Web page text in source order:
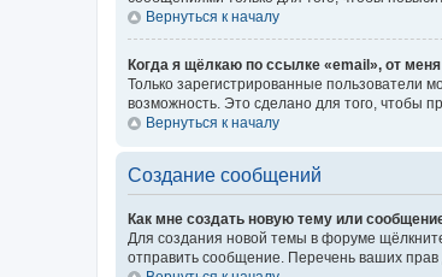
Вернуться к началу
Когда я щёлкаю по ссылке «email», от
Только зарегистрированные пользователи
возможность. Это сделано для того, чтобы
Вернуться к началу
Создание сообщений
Как мне создать новую тему или
Для создания новой темы в форуме
отправить сообщение. Перечень ваших